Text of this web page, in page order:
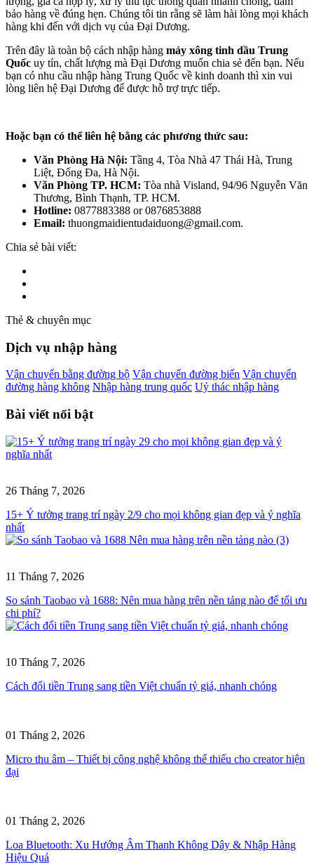
bảo hàng về đúng hẹn. Chúng tôi tin rằng sẽ làm hài lòng mọi khách
hàng khi đến với dịch vụ của Đại Dương.
Trên đây là toàn bộ cách nhập hàng máy xông tinh dầu Trung
Quốc uy tín, chất lượng mà Đại Dương muốn chia sẻ đến bạn. Nếu
bạn có nhu cầu nhập hàng Trung Quốc về kinh doanh thì xin vui
lòng liên hệ Đại Dương để được hỗ trợ trực tiếp.
Hoặc bạn có thể liên hệ bằng các phương thức sau:
Văn Phòng Hà Nội: Tầng 4, Tòa Nhà 47 Thái Hà, Trung
Liệt, Đống Đa, Hà Nội.
Văn Phòng TP. HCM: Tòa nhà Visland, 94/96 Nguyễn Văn
Thương, Bình Thạnh, TP. HCM.
Hotline: 0877883388 or 0876853888
Email: thuongmaidientudaiduong@gmail.com.
Chia sẻ bài viết:
Thẻ & chuyên mục
Dịch vụ nhập hàng
Vận chuyển bằng đường bộ Vận chuyển đường biển Vận chuyển
đường hàng không Nhập hàng trung quốc Uỷ thác nhập hàng
Bài viết nổi bật
26 Tháng 7, 2026
15+ Ý tưởng trang trí ngày 2/9 cho mọi không gian đẹp và ý nghĩa
nhất
11 Tháng 7, 2026
So sánh Taobao và 1688: Nên mua hàng trên nền tảng nào để tối ưu
chi phí?
10 Tháng 7, 2026
Cách đổi tiền Trung sang tiền Việt chuẩn tỷ giá, nhanh chóng
01 Tháng 2, 2026
Micro thu âm – Thiết bị công nghệ không thể thiếu cho creator hiện
đại
01 Tháng 2, 2026
Loa Bluetooth: Xu Hướng Âm Thanh Không Dây & Nhập Hàng
Hiệu Quả